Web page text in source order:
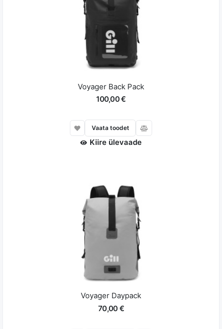
Voyager Back Pack
100,00 €
Vaata toodet
Kiire ülevaade
Voyager Daypack
70,00 €